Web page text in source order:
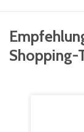
Shopping-